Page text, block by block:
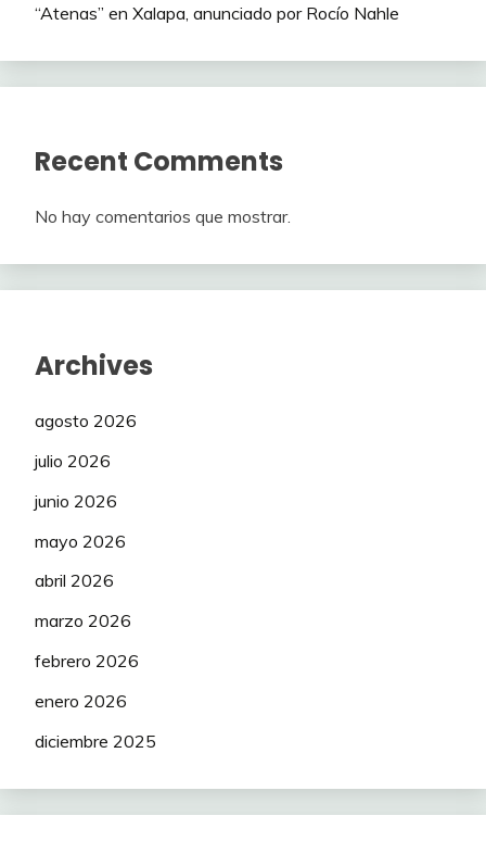
“Atenas” en Xalapa, anunciado por Rocío Nahle
Recent Comments
No hay comentarios que mostrar.
Archives
agosto 2026
julio 2026
junio 2026
mayo 2026
abril 2026
marzo 2026
febrero 2026
enero 2026
diciembre 2025